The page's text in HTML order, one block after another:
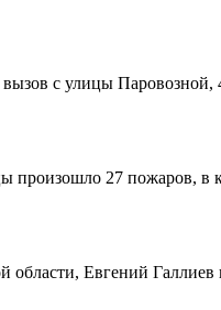
с улицы
произошло 27 пожаров, в
области, Евгений